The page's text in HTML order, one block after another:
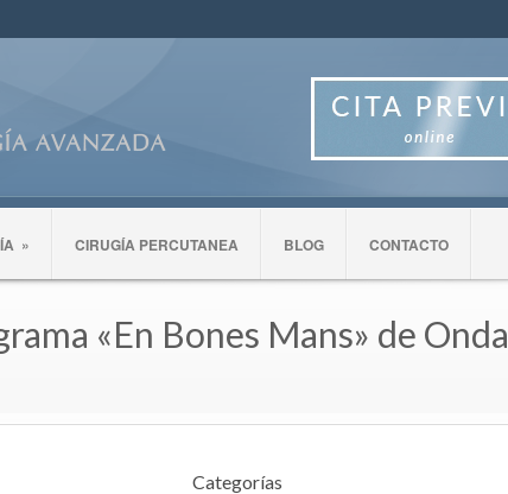
» CIRUGÍA PERCUTANEA BLOG CONTACTO
«En Bones Mans» de Onda
Categorías